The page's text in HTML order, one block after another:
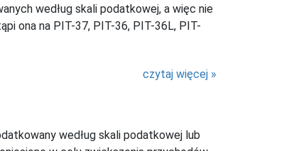
według skali podatkowej, a więc nie
ona na PIT-37, PIT-36, PIT-36L, PIT-
czytaj więcej
według skali podatkowej lub